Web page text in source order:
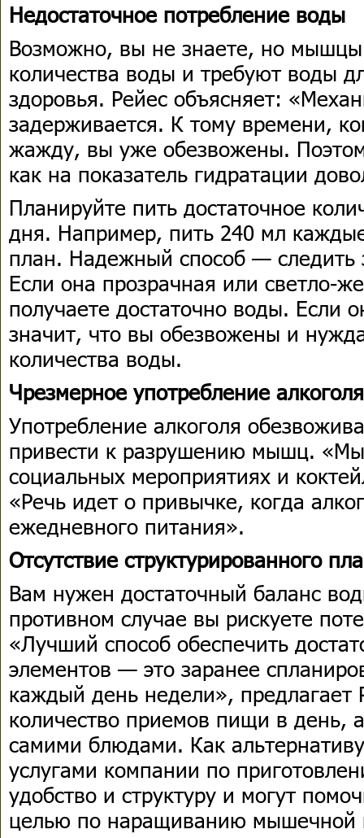
Недостаточное потребление воды
Возможно, вы не знаете, но мышцы
количества воды и требуют воды
здоровья. Рейес объясняет:
задерживается. К тому времени,
жажду, вы уже обезвожены.
как на показатель гидратации
Планируйте пить достаточное
дня. Например, пить 240 мл
план. Надежный способ —
Если она прозрачная или светло-
получаете достаточно воды. Если
значит, что вы обезвожены и
количества воды.
Чрезмерное употребление алкоголя
Употребление алкоголя
привести к разрушению мышц.
социальных мероприятиях и
«Речь идет о привычке, когда
ежедневного питания».
Отсутствие структурированного
Вам нужен достаточный баланс
противном случае вы рискуете
«Лучший способ обеспечить
элементов — это заранее
каждый день недели», предлагает
количество приемов пищи в день,
самими блюдами. Как
услугами компании по
удобство и структуру и могут
целью по наращиванию мышечной